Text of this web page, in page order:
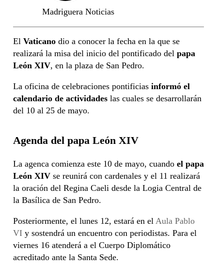
Madriguera Noticias
El Vaticano dio a conocer la fecha en la que se
realizará la misa del inicio del pontificado del papa
León XIV, en la plaza de San Pedro.
La oficina de celebraciones pontificias informó el
calendario de actividades las cuales se desarrollarán
del 10 al 25 de mayo.
Agenda del papa León XIV
La agenca comienza este 10 de mayo, cuando el papa
León XIV se reunirá con cardenales y el 11 realizará
la oración del Regina Caeli desde la Logia Central de
la Basílica de San Pedro.
Posteriormente, el lunes 12, estará en el Aula Pablo
VI y sostendrá un encuentro con periodistas. Para el
viernes 16 atenderá a el Cuerpo Diplomático
acreditado ante la Santa Sede.